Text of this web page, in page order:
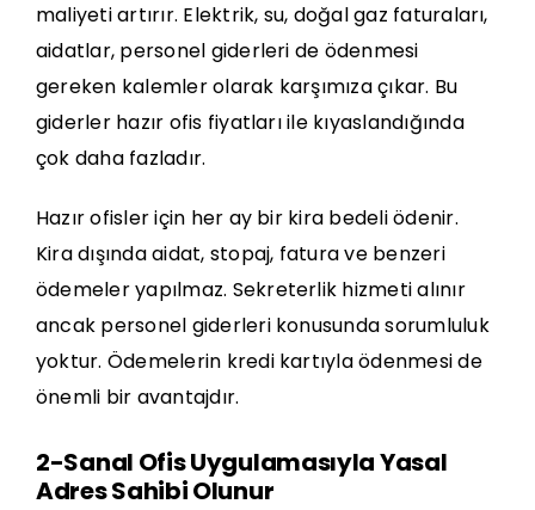
maliyeti artırır. Elektrik, su, doğal gaz faturaları,
aidatlar, personel giderleri de ödenmesi
gereken kalemler olarak karşımıza çıkar. Bu
giderler hazır ofis fiyatları ile kıyaslandığında
çok daha fazladır.
Hazır ofisler için her ay bir kira bedeli ödenir.
Kira dışında aidat, stopaj, fatura ve benzeri
ödemeler yapılmaz. Sekreterlik hizmeti alınır
ancak personel giderleri konusunda sorumluluk
yoktur. Ödemelerin kredi kartıyla ödenmesi de
önemli bir avantajdır.
2-Sanal Ofis Uygulamasıyla Yasal
Adres Sahibi Olunur